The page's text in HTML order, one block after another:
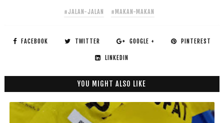
#JALAN-JALAN #MAKAN-MAKAN
FACEBOOK TWITTER GOOGLE + PINTEREST
LINKEDIN
YOU MIGHT ALSO LIKE